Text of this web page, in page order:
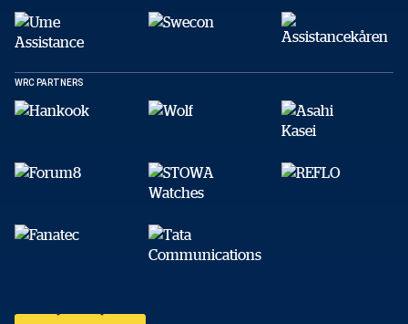
WRC PARTNERS